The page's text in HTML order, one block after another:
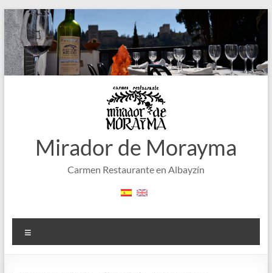
Saltar
al
contenido
Mirador de Morayma
Carmen Restaurante en Albayzín